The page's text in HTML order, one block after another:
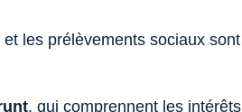
les prélèvements sociaux
, qui comprennent les